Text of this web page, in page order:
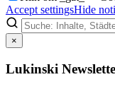
Accept settingsHide
×
Lukinski